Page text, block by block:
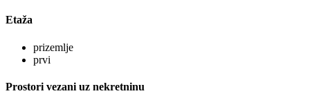
Etaža
prizemlje
prvi
Prostori vezani uz nekretninu